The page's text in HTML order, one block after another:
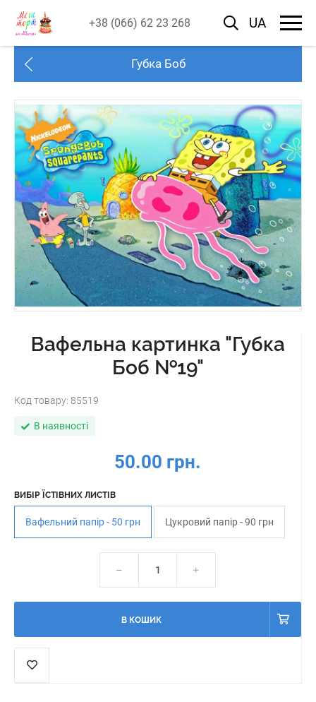
+38 (066) 62 23 268 UA
Губка Боб
Вафельна картинка "Губка
Боб №19"
Код товару: 85519
В наявності
50.00 грн.
ВИБІР ЇСТІВНИХ ЛИСТІВ
Вафельний папір - 50 грн Цукровий папір - 90 грн
В КОШИК